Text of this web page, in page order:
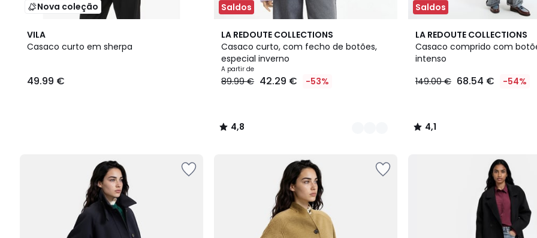
Nova coleção
VILA
Casaco curto em sherpa
49.99 €
Saldos
LA REDOUTE COLLECTIONS
Casaco curto, com fecho de botões,
especial inverno
A partir de
89.99 € 42.29 € -53%
4,8
/ 5
2
Cores
4,8
/
Saldos
LA REDOUTE COLLECTIONS
Casaco comprido com
intenso
149.00 € 68.54 € -54%
4,1
/ 5
4,1
/